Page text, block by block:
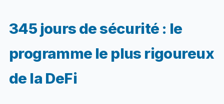
345 jours de sécurité : le
programme le plus rigoureux
de la DeFi